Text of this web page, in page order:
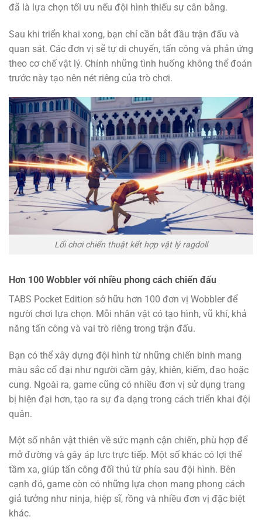
đã là lựa chọn tối ưu nếu đội hình thiếu sự cân bằng.
Sau khi triển khai xong, bạn chỉ cần bắt đầu trận đấu và
quan sát. Các đơn vị sẽ tự di chuyển, tấn công và phản ứng
theo cơ chế vật lý. Chính những tình huống không thể đoán
trước này tạo nên nét riêng của trò chơi.
Lối chơi chiến thuật kết hợp vật lý ragdoll
Hơn 100 Wobbler với nhiều phong cách chiến đấu
TABS Pocket Edition sở hữu hơn 100 đơn vị Wobbler để
người chơi lựa chọn. Mỗi nhân vật có tạo hình, vũ khí, khả
năng tấn công và vai trò riêng trong trận đấu.
Bạn có thể xây dựng đội hình từ những chiến binh mang
màu sắc cổ đại như người cầm gậy, khiên, kiếm, đao hoặc
cung. Ngoài ra, game cũng có nhiều đơn vị sử dụng trang
bị hiện đại hơn, tạo ra sự đa dạng trong cách triển khai đội
quân.
Một số nhân vật thiên về sức mạnh cận chiến, phù hợp để
mở đường và gây áp lực trực tiếp. Một số khác có lợi thế
tầm xa, giúp tấn công đối thủ từ phía sau đội hình. Bên
cạnh đó, game còn có những lựa chọn mang phong cách
giả tưởng như ninja, hiệp sĩ, rồng và nhiều đơn vị đặc biệt
khác.